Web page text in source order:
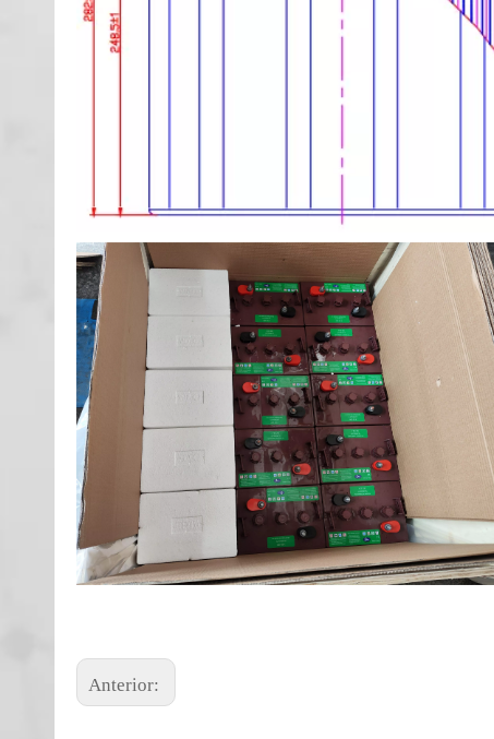
Anterior: